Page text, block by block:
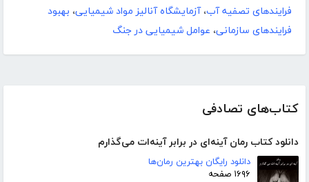
کتاب‌های تصادفی
دانلود کتاب رمان آینه‌ای در برابر آینه‌ات می‌گذارم
دانلود رایگان بهترین رمان‌ها
۱۶۹۶ صفحه
فرایندهای تصفیه آب،آزمایشگاه آنالیز مواد شیمیایی، بهبود
فرایندهای سازمانی، عوامل شیمیایی در جنگ